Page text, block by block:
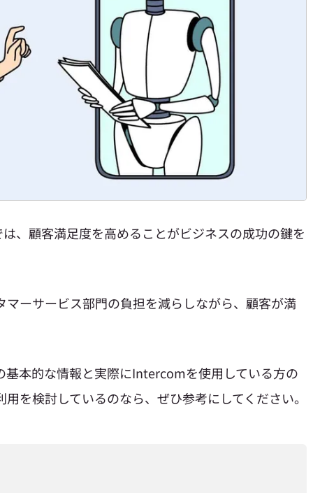
、顧客満足度を高めることがビジネスの成功の鍵を
ーサービス部門の負担を減らしながら、顧客が満
本的な情報と実際にIntercomを使用している方の
を検討しているのなら、ぜひ参考にしてください。